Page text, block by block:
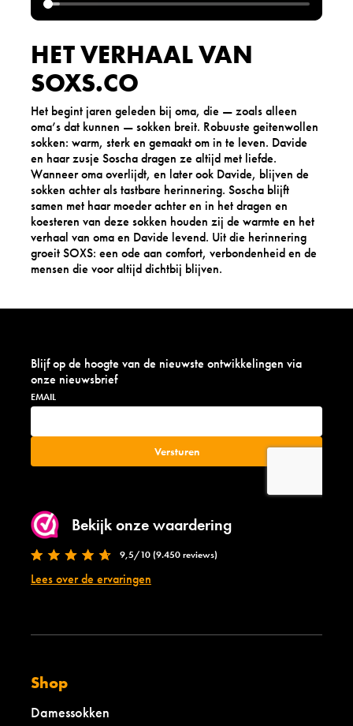
HET VERHAAL VAN
SOXS.CO
Het begint jaren geleden bij oma, die — zoals alleen
oma’s dat kunnen — sokken breit. Robuuste geitenwollen
sokken: warm, sterk en gemaakt om in te leven. Davide
en haar zusje Soscha dragen ze altijd met liefde.
Wanneer oma overlijdt, en later ook Davide, blijven de
sokken achter als tastbare herinnering. Soscha blijft
samen met haar moeder achter en in het dragen en
koesteren van deze sokken houden zij de warmte en het
verhaal van oma en Davide levend. Uit die herinnering
groeit SOXS: een ode aan comfort, verbondenheid en de
mensen die voor altijd dichtbij blijven.
Blijf op de hoogte van de nieuwste ontwikkelingen via
onze nieuwsbrief
Bekijk onze waardering
9,5/10 (9.450 reviews)
Lees over de ervaringen
Shop
Damessokken